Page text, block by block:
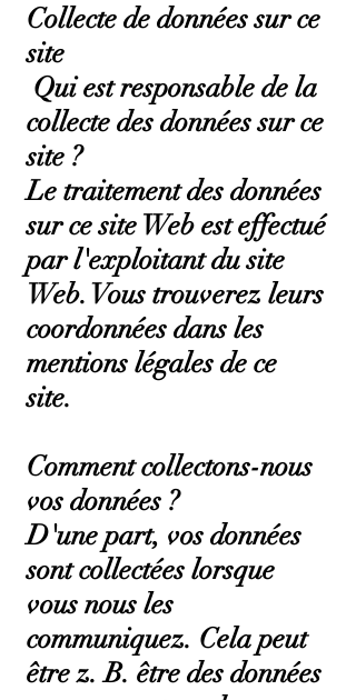
Collecte de données sur ce
site
Qui est responsable de la
collecte des données sur ce
site ?
Le traitement des données
sur ce site Web est effectué
par l'exploitant du site
Web. Vous trouverez leurs
coordonnées dans les
mentions légales de ce
site.
Comment collectons-nous
vos données ?
D'une part, vos données
sont collectées lorsque
vous nous les
communiquez. Cela peut
être z. B. être des données